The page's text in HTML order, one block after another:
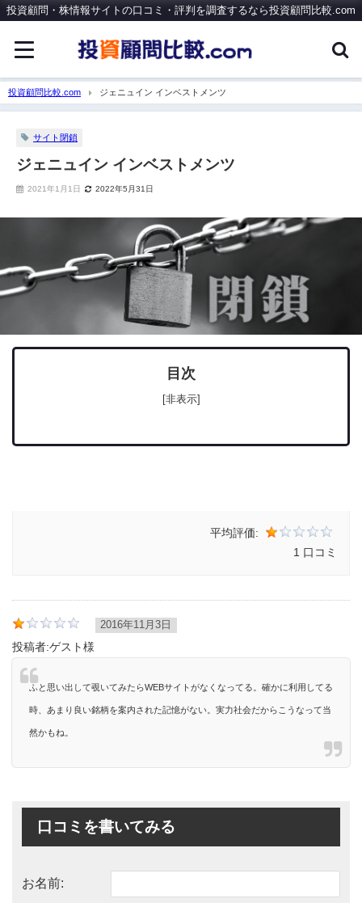
投資顧問・株情報サイトの口コミ・評判を調査するなら投資顧問比較.com
投資顧問比較.com ジェニュイン インベストメンツ
サイト閉鎖
ジェニュイン インベストメンツ
2021年1月1日 2022年5月31日
目次
[非表示]
平均評価:
1 口コミ
2016年11月3日
投稿者:ゲスト様
ふと思い出して覗いてみたらWEBサイトがなくなってる。確かに利用してる
時、あまり良い銘柄を案内された記憶がない。実力社会だからこうなって当
然かもね。
口コミを書いてみる
お名前: